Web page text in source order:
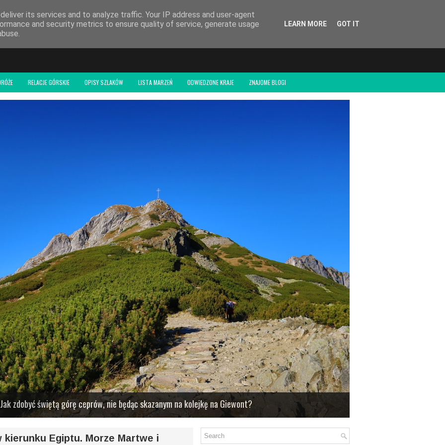
RELACJE GÓRSKIE OPISY SZLAKÓW LISTA MARZEŃ ODWIEDZONE KRAJE ZNAJOME BLOGI
zdobyć świętą górę ceprów, nie będąc skazanym na kolejkę na Giewont?
opcją, niż podejście od Morskiego Oka. Dla mniej doświadczonych to idealna droga na osiągnięcie
nad Wołowcem i spółką
Wierchy
its services and to analyze traffic. Your IP address and user-agent
and security metrics to ensure quality of service, generate usage
LEARN MORE GOT IT